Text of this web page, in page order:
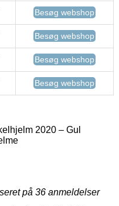
Besøg webshop
Besøg webshop
Besøg webshop
Besøg webshop
2020 – Gul
på 36 anmeldelser